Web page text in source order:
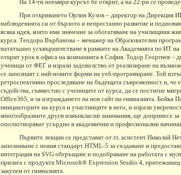
На 14-ти ноември курсът бе открит, а на 22-ри се
При откриването Орлин Кузов – директор на
наблюденията си от бързото и непрестанно развитие и
всяка идея, която има значение за обогатяване на училищния
курса. Теодора Върбанова – менажер на Oбразователни
нататъшно усъвършенстване в рамките на Академията по ИТ
открит урок в офиса на компанията в София. Тодор Георгиев –
ученици от ФЕГ и изрази задоволство от реализиране на
се запознаят с най-новите форми на уеб-програмиране. Той
ретроспективно проследяване на бъдещата съвременност и, че
съдейства, съвместно с учениците от курса, да се постигне
Office365, и за изграждането на нов сайт на гимназията. Бойка
инициаторите на курса и участниците в него, и изрази
многообразните други извънкласни занимания, ще допринесе
оползотворяват усърдно в академични и професионални
Първите лекции се представят от гл. асистент Николай
запознаване с новия стандарт HTML-5 за създаване и
интеграция на SVG обгръщане и подобряване на работата с
прилага с продукта Microsoft® Expression Studio 4, притежаващ
закупен от гимназията.